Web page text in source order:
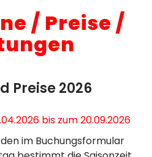
/ Preise /
Preise 2026
bis zum 20.09.2026
im Buchungsformular